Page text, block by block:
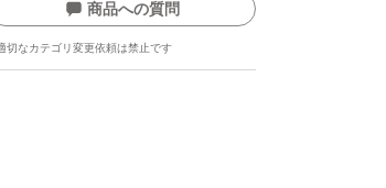
商品への質問
切なカテゴリ変更依頼は禁止です